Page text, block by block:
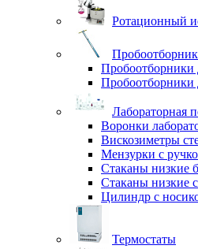
Ротационный
Пробоотборники
Пробоотборники
Лабораторная
Воронки
Вискозиметры
Мензурки с
Стаканы низкие
Стаканы низкие
Цилиндр с
Термостаты